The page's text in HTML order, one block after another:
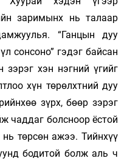
заримынх нь талаар
“Ганцын дуу
сонсоно” гэдэг байсан
зэрэг хэн нэгний үгийг
хүн төрөлхтний дуу
зүрх, бөөр зэрэг
чаддаг болсноор ёстой
нь төрсөн ажээ. Тийнхүү
бодитой болж аль ч